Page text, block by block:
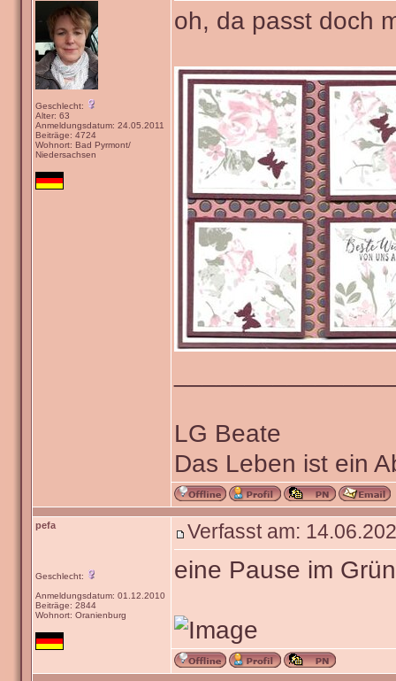
Geschlecht:
Alter: 63
Anmeldungsdatum: 24.05.2011
Beiträge: 4724
Wohnort: Bad Pyrmont/
Niedersachsen
oh, da passt doch
LG Beate
Das Leben ist ein
pefa
Geschlecht:
Anmeldungsdatum: 01.12.2010
Beiträge: 2844
Wohnort: Oranienburg
Verfasst am:
eine Pause im